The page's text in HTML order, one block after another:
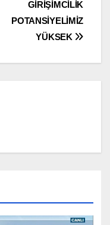
GİRİŞİMCİLİK
POTANSİYELİMİZ
YÜKSEK